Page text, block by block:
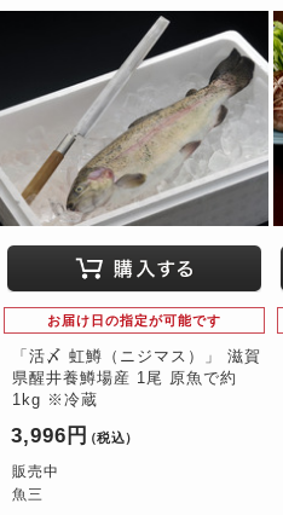
お届け日の指定が可能です
「活〆 虹鱒（ニジマス）」 滋賀
県醒井養鱒場産 1尾 原魚で約
1kg ※冷蔵
3,996円 （税込）
販売中
魚三